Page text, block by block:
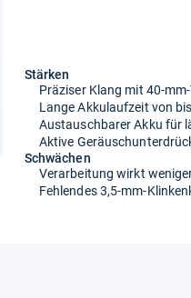
Stärken
Präziser Klang mit 40-
Lange Akkulaufzeit von
Austauschbarer Akku für
Aktive
Schwächen
Verarbeitung wirkt
Fehlendes 3,5-mm-